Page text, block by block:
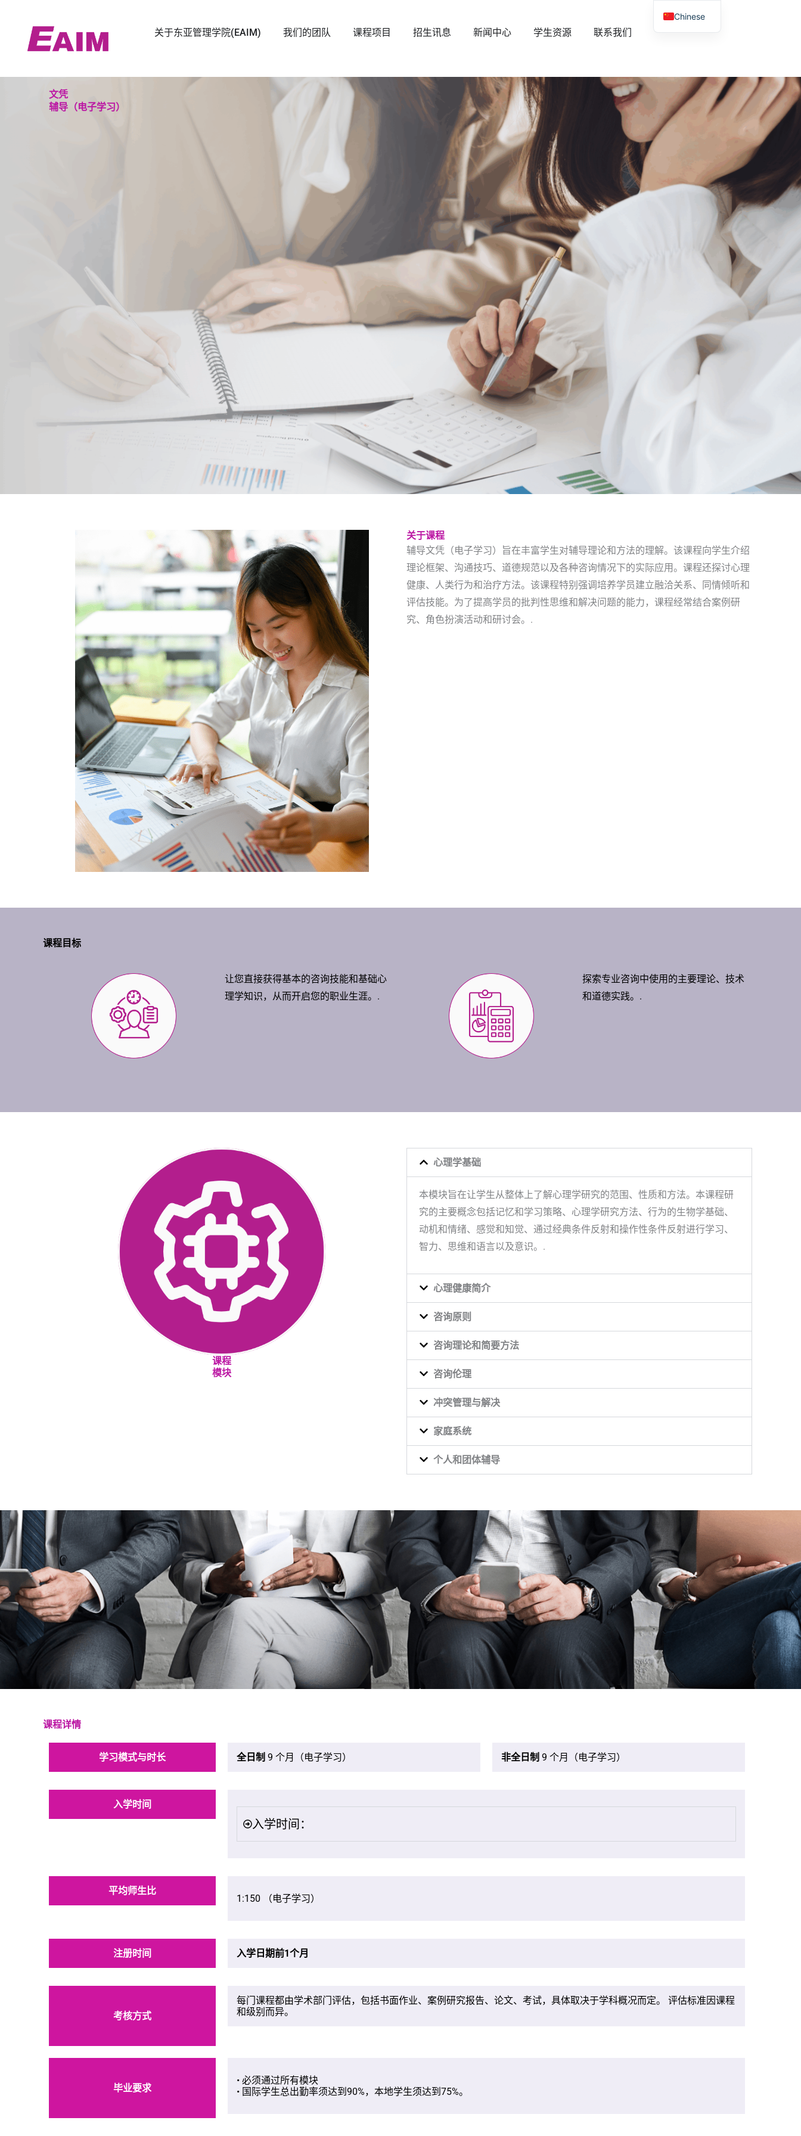
关于东亚管理学院(EAIM) 关于 EAIM
我们的团队 开放我们的团队
课程项目 开放式课程
招生讯息 公开招生新闻中心 开放式新闻室
学生资源 开放式学生资源
联系我们
文凭
辅导（电子学习）
关于课程
辅导文凭（电子学习）旨在丰富学生对辅导理论和方法的理解。该课程向学生介绍
理论框架、沟通技巧、道德规范以及各种咨询情况下的实际应用。课程还探讨心理
健康、人类行为和治疗方法。该课程特别强调培养学员建立融洽关系、同情倾听和
评估技能。为了提高学员的批判性思维和解决问题的能力，课程经常结合案例研
究、角色扮演活动和研讨会。.
课程目标
让您直接获得基本的咨询技能和基础心
理学知识，从而开启您的职业生涯。.
探索专业咨询中使用的主要理论、技术
和道德实践。.
课程
模块
心理学基础
本模块旨在让学生从整体上了解心理学研究的范围、性质和方法。本课程研
究的主要概念包括记忆和学习策略、心理学研究方法、行为的生物学基础、
动机和情绪、感觉和知觉、通过经典条件反射和操作性条件反射进行学习、
智力、思维和语言以及意识。.
心理健康简介
咨询原则
咨询理论和简要方法
咨询伦理
冲突管理与解决
家庭系统
个人和团体辅导
课程详情
学习模式与时长 全日制 9 个月（电子学习） 非全日制 9 个月（电子学习）
入学时间
入学时间：
平均师生比
1:150 （电子学习）
注册时间 入学日期前1个月
考核方式
每门课程都由学术部门评估，包括书面作业、案例研究报告、论文、考试，具体取决于学科概况而定。 评估标准因课程
和级别而异。
毕业要求
• 必须通过所有模块
• 国际学生总出勤率须达到90%，本地学生须达到75%。
Chinese